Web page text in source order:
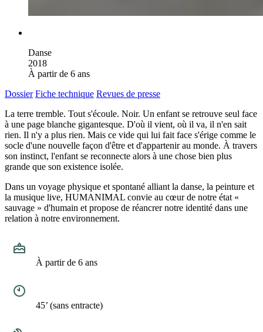
Type de spectacle
Danse
Année de création
2018
À partir de 6 ans
Dossier Fiche technique Revues de presse
La terre tremble. Tout s'écoule. Noir. Un enfant se retrouve seul face
à une page blanche gigantesque. D'où il vient, où il va, il n'en sait
rien. Il n'y a plus rien. Mais ce vide qui lui fait face s'érige comme le
socle d'une nouvelle façon d'être et d'appartenir au monde. À travers
son instinct, l'enfant se reconnecte alors à une chose bien plus
grande que son existence isolée.
Dans un voyage physique et spontané alliant la danse, la peinture et
la musique live, HUMANIMAL convie au cœur de notre état «
sauvage » d'humain et propose de réancrer notre identité dans une
relation à notre environnement.
À partir de 6 ans
45’ (sans entracte)